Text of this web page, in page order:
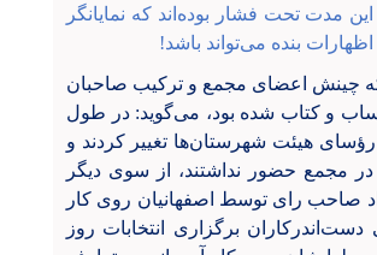
مدت تحت فشار بوده‌اند که نمایانگر
بنده می‌تواند باشد!
چینش اعضای مجمع و ترکیب صاحبان
و کتاب شده بود، می‌گوید: در طول
هیئت شهرستان‌ها تغییر کردند و
مجمع حضور نداشتند، از سوی دیگر
صاحب رای توسط اصفهانیان روی کار
دست‌اندرکاران برگزاری انتخابات روز